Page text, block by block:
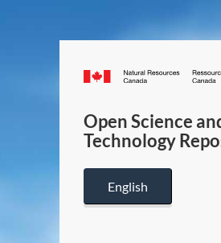
Canada.ca
Open Science
Technology
English